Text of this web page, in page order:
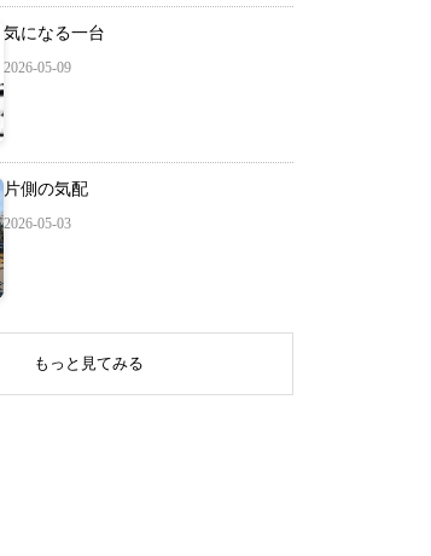
気になる一台
2026-05-09
片側の気配
2026-05-03
もっと見てみる